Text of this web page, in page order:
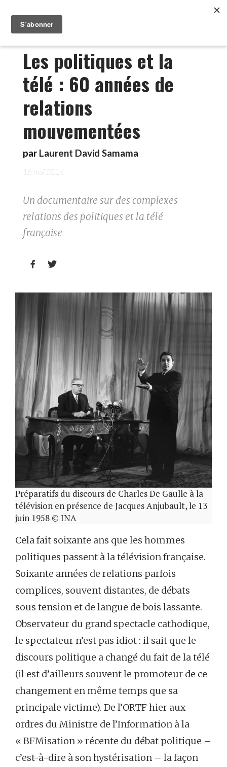
Les politiques et la
télé : 60 années de
relations
mouvementées
par Laurent David Samama
16 mai 2014
Un documentaire sur des complexes
relations des politiques et la télé
française
 
Préparatifs du discours de Charles De Gaulle à la
télévision en présence de Jacques Anjubault, le 13
juin 1958 © INA
Cela fait soixante ans que les hommes
politiques passent à la télévision française.
Soixante années de relations parfois
complices, souvent distantes, de débats
sous tension et de langue de bois lassante.
Observateur du grand spectacle cathodique,
le spectateur n’est pas idiot : il sait que le
discours politique a changé du fait de la télé
(il est d’ailleurs souvent le promoteur de ce
changement en même temps que sa
principale victime). De l’ORTF hier aux
ordres du Ministre de l’Information à la
« BFMisation » récente du débat politique –
c’est-à-dire à son hystérisation – la façon